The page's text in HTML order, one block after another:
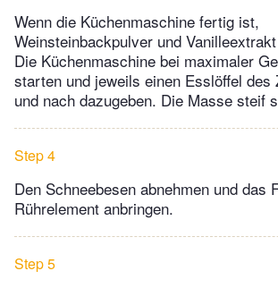
Wenn die Küchenmaschine fertig ist,
Weinsteinbackpulver und
Die Küchenmaschine bei maximaler
starten und jeweils einen Esslöffel des
und nach dazugeben. Die Masse steif
Step 4
Den Schneebesen abnehmen und das
Rührelement anbringen.
Step 5